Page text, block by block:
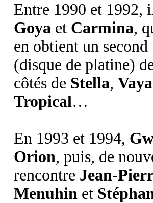
Entre 1990 et
Goya et Carmina,
en obtient un
(disque de platine)
côtés de Stella,
Tropical…
En 1993 et 1994,
Orion, puis, de
rencontre Jean-
Menuhin et